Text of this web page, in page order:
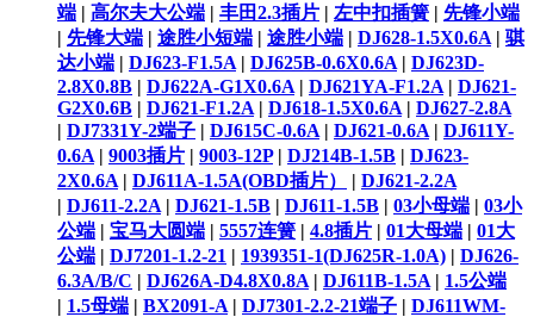
端 | 高尔夫大公端 | 丰田2.3插片 | 左中扣插簧 | 先锋小端
| 先锋大端 | 途胜小短端 | 途胜小端 | DJ628-1.5X0.6A | 骐
达小端 | DJ623-F1.5A | DJ625B-0.6X0.6A | DJ623D-
2.8X0.8B | DJ622A-G1X0.6A | DJ621YA-F1.2A | DJ621-
G2X0.6B | DJ621-F1.2A | DJ618-1.5X0.6A | DJ627-2.8A
| DJ7331Y-2端子 | DJ615C-0.6A | DJ621-0.6A | DJ611Y-
0.6A | 9003插片 | 9003-12P| DJ214B-1.5B | DJ623-
2X0.6A | DJ611A-1.5A(OBD插片） | DJ621-2.2A
| DJ611-2.2A | DJ621-1.5B | DJ611-1.5B | 03小母端 | 03小
公端 | 宝马大圆端 | 5557连簧 | 4.8插片 | 01大母端 | 01大
公端 | DJ7201-1.2-21 | 1939351-1(DJ625R-1.0A) | DJ626-
6.3A/B/C | DJ626A-D4.8X0.8A | DJ611B-1.5A | 1.5公端
| 1.5母端 | BX2091-A | DJ7301-2.2-21端子 | DJ611WM-